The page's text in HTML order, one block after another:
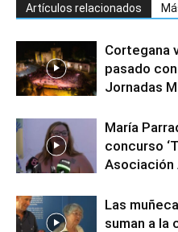
Artículos relacionados
Cortegana
pasado
Jornadas
María
concurso
Asociación
Las
suman a la